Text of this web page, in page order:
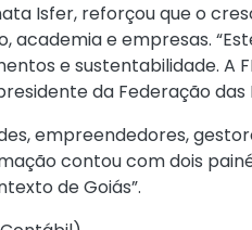
Isfer, reforçou que o
academia e empresas.
e sustentabilidade.
da Federação das
empreendedores,
contou com dois
de Goiás”.